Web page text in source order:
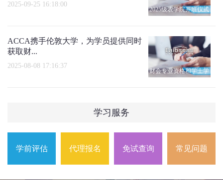
2025级农学院开班仪式
2025-09-25 16:18:00
财会专业资格和学士学
ACCA携手伦敦大学，为学员提供同时
获取财...
2025-08-08 17:16:37
学习服务
学前评估 代理报名 免试查询 常见问题